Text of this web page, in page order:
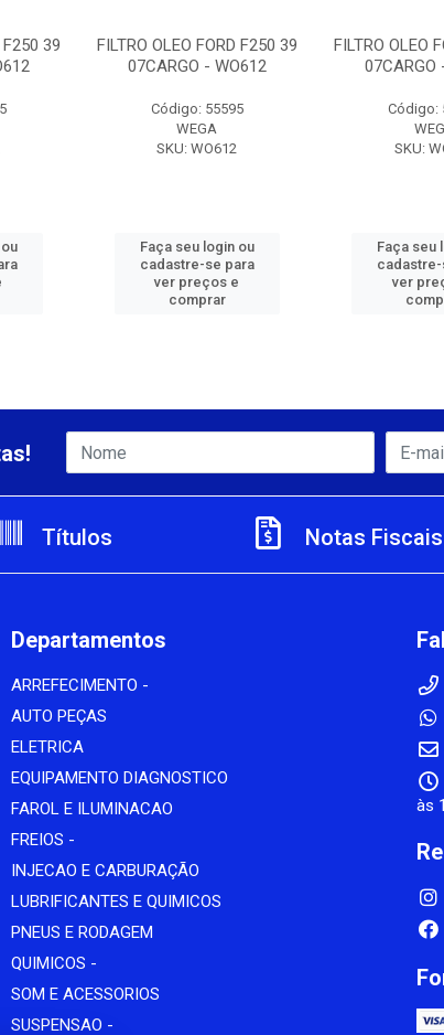
F250 39
FILTRO OLEO FORD F250 39
07CARGO - WO612
Código: 55595
WEGA
SKU: WO612
Faça seu login ou
cadastre-se para
ver preços e
comprar
FILTRO OLEO
07CARGO
Código:
SKU:
Faça seu
ver
Títulos Notas Fiscais
Departamentos
ARREFECIMENTO -
AUTO PEÇAS
ELETRICA
EQUIPAMENTO DIAGNOSTICO
FAROL E ILUMINACAO
FREIOS -
INJECAO E CARBURAÇÃO
LUBRIFICANTES E QUIMICOS
PNEUS E RODAGEM
QUIMICOS -
SOM E ACESSORIOS
SUSPENSAO -
às